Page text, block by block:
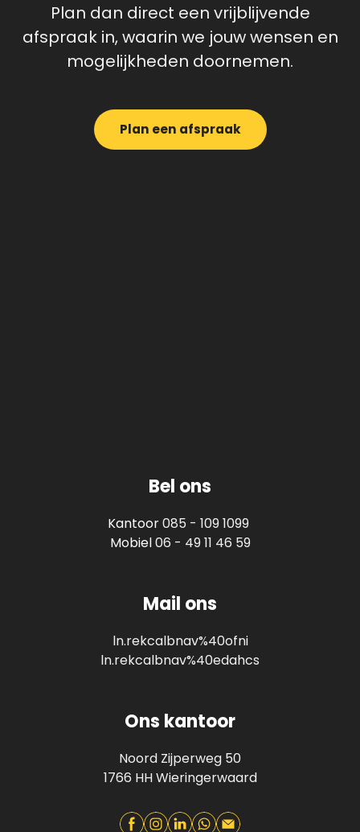
Plan dan direct een vrijblijvende
afspraak in, waarin we jouw wensen en
mogelijkheden doornemen.
Plan een afspraak
Bel ons
Kantoor085 - 109 1099
Mobiel06 - 49 11 46 59
Mail ons
ln.rekcalbnav%40ofni
ln.rekcalbnav%40edahcs
Ons kantoor
Noord Zijperweg 50
1766 HH Wieringerwaard